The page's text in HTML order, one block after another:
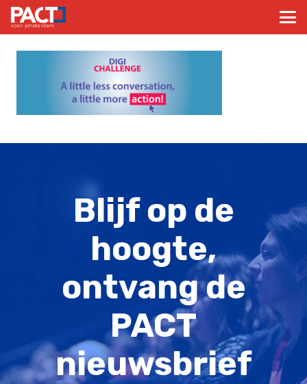
Blijf op de
hoogte,
ontvang de
PACT
nieuwsbrief